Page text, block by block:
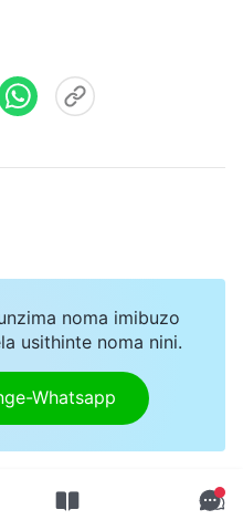
noma imibuzo
usithinte noma nini.
Whatsapp